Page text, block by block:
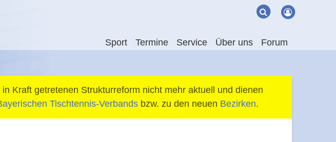
Suche Suchen
Sport Termine Service Über uns Forum
Kraft getretenen Strukturreform nicht mehr aktuell und dienen
Tischtennis-Verbands bzw. zu den neuen Bezirken.